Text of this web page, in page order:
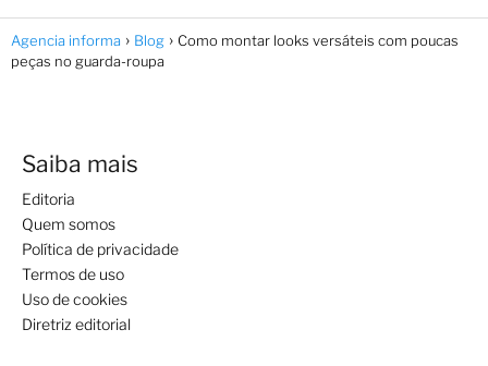
Agencia informa Blog
Como montar looks versáteis com poucas
peças no guarda-roupa
Saiba mais
Editoria
Quem somos
Política de privacidade
Termos de uso
Uso de cookies
Diretriz editorial